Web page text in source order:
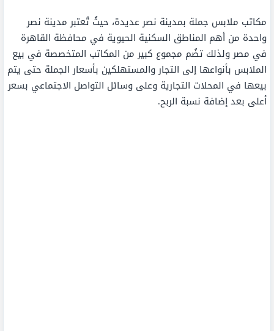
مكاتب ملابس جملة بمدينة نصر عديدة، حيثُ تُعتبر مدينة نصر
واحدة من أهم المناطق السكنية الحيوية في محافظة القاهرة
في مصر ولذلك تضُم مجموع كبير من المكاتب المتخصصة في بيع
الملابس بأنواعها إلى التجار والمستهلكين بأسعار الجملة حتى يتم
بيعها في المحلات التجارية وعلى وسائل التواصل الاجتماعي بسعر
أعلى بعد إضافة نسبة الربح.